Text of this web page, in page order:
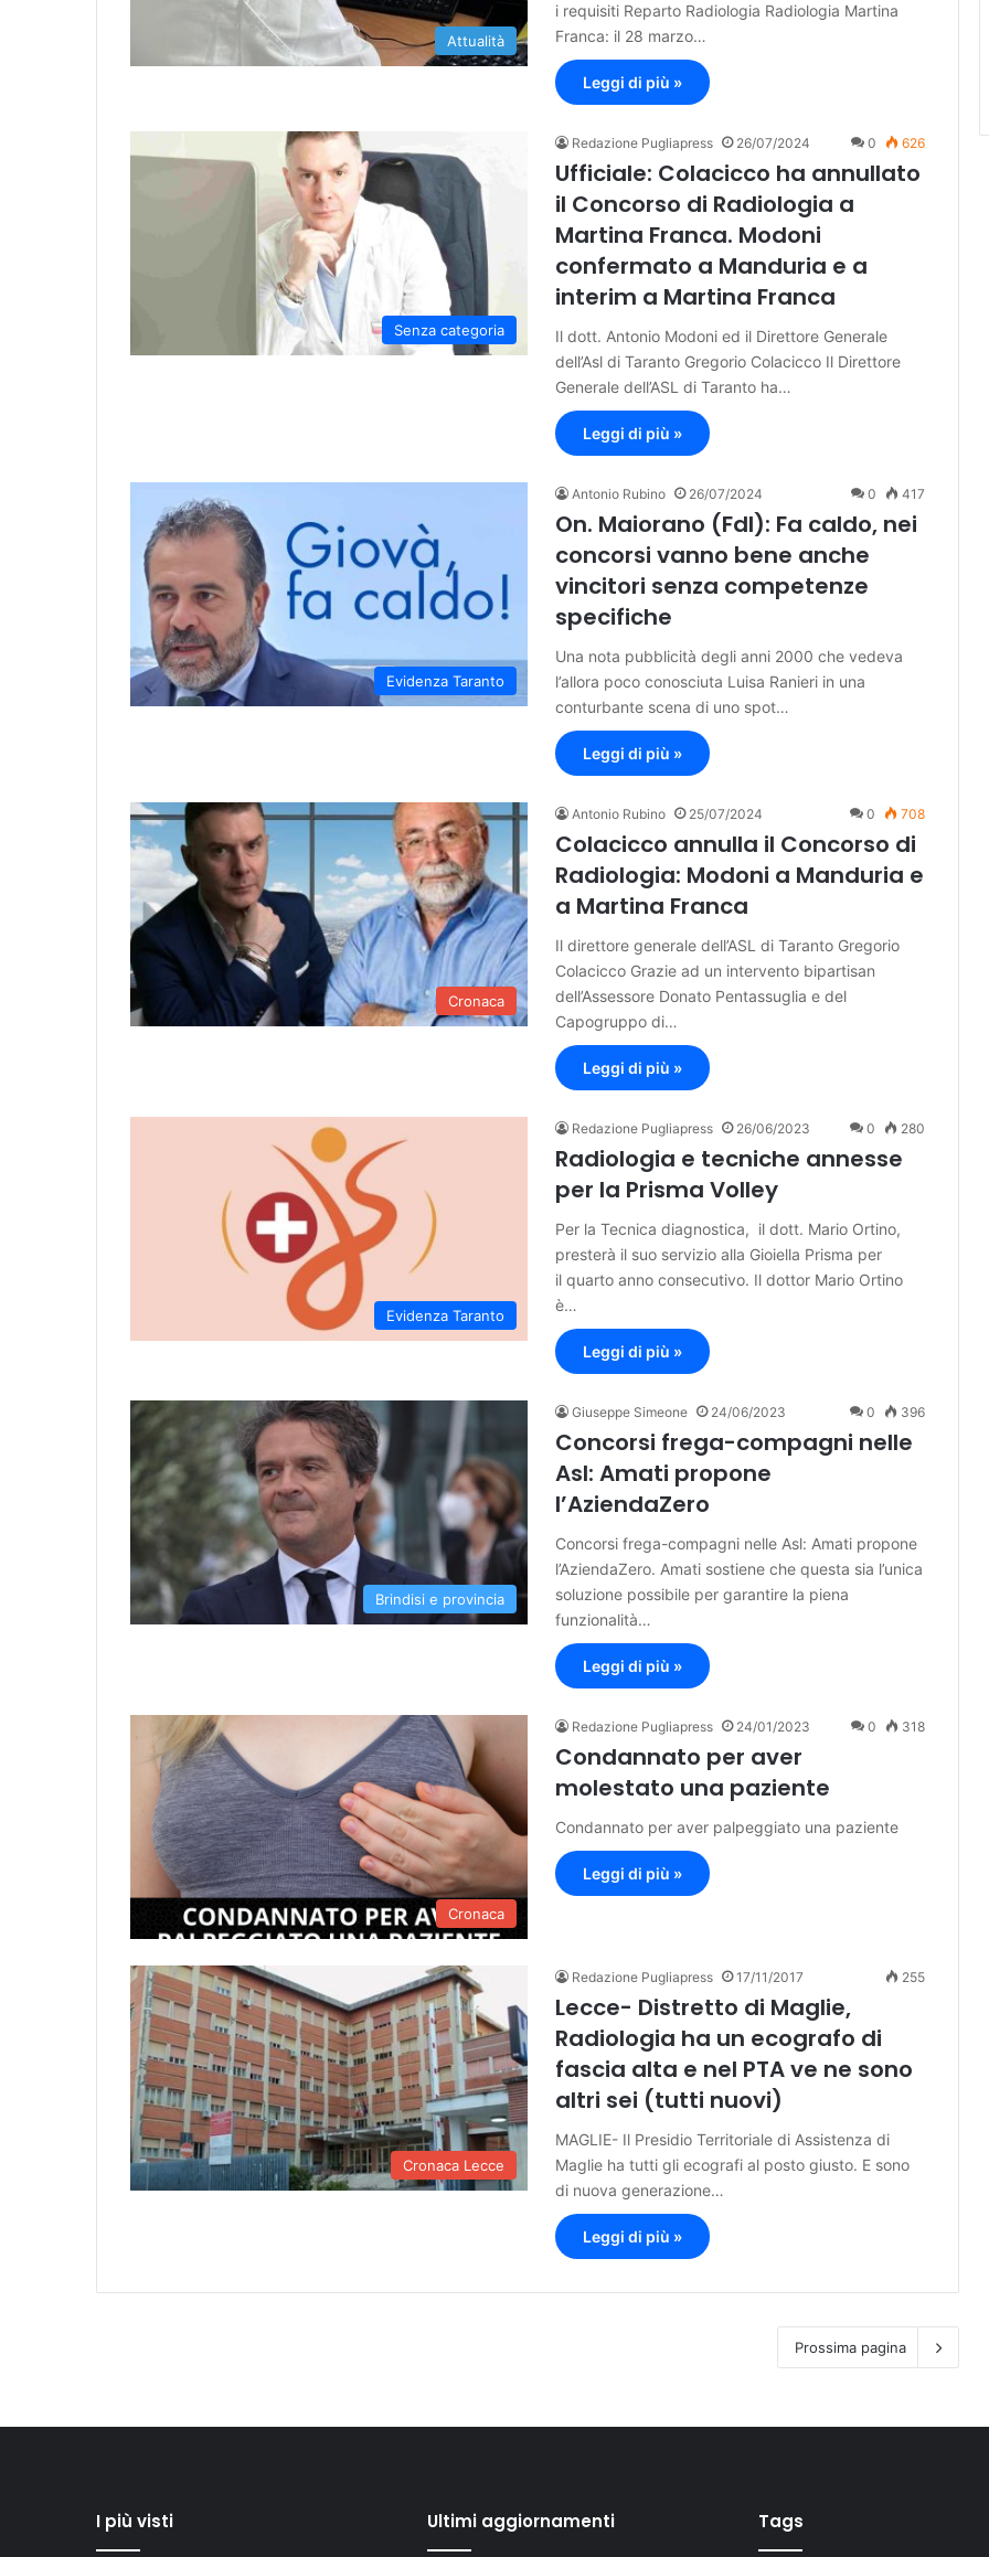
Attualità
i requisiti Reparto Radiologia Radiologia Martina
Franca: il 28 marzo…
Leggi di più »
Senza categoria
Redazione Pugliapress 26/07/2024 0 626
Ufficiale: Colacicco ha annullato
il Concorso di Radiologia a
Martina Franca. Modoni
confermato a Manduria e a
interim a Martina Franca
Il dott. Antonio Modoni ed il Direttore Generale
dell’Asl di Taranto Gregorio Colacicco Il Direttore
Generale dell’ASL di Taranto ha…
Leggi di più »
Evidenza Taranto
Antonio Rubino 26/07/2024 0 417
On. Maiorano (FdI): Fa caldo, nei
concorsi vanno bene anche
vincitori senza competenze
specifiche
Una nota pubblicità degli anni 2000 che vedeva
l’allora poco conosciuta Luisa Ranieri in una
conturbante scena di uno spot…
Leggi di più »
Cronaca
Antonio Rubino 25/07/2024 0 708
Colacicco annulla il Concorso di
Radiologia: Modoni a Manduria e
a Martina Franca
Il direttore generale dell’ASL di Taranto Gregorio
Colacicco Grazie ad un intervento bipartisan
dell’Assessore Donato Pentassuglia e del
Capogruppo di…
Leggi di più »
Evidenza Taranto
Redazione Pugliapress 26/06/2023 0 280
Radiologia e tecniche annesse
per la Prisma Volley
Per la Tecnica diagnostica, il dott. Mario Ortino,
presterà il suo servizio alla Gioiella Prisma per
il quarto anno consecutivo. Il dottor Mario Ortino
è…
Leggi di più »
Brindisi e provincia
Giuseppe Simeone 24/06/2023 0 396
Concorsi frega-compagni nelle
Asl: Amati propone
l’AziendaZero
Concorsi frega-compagni nelle Asl: Amati propone
l’AziendaZero. Amati sostiene che questa sia l’unica
soluzione possibile per garantire la piena
funzionalità…
Leggi di più »
Cronaca
Redazione Pugliapress 24/01/2023 0 318
Condannato per aver
molestato una paziente
Condannato per aver palpeggiato una paziente
Leggi di più »
Cronaca Lecce
Redazione Pugliapress 17/11/2017 255
Lecce- Distretto di Maglie,
Radiologia ha un ecografo di
fascia alta e nel PTA ve ne sono
altri sei (tutti nuovi)
MAGLIE- Il Presidio Territoriale di Assistenza di
Maglie ha tutti gli ecografi al posto giusto. E sono
di nuova generazione…
Leggi di più »
Prossima pagina
I più visti Ultimi aggiornamenti Tags